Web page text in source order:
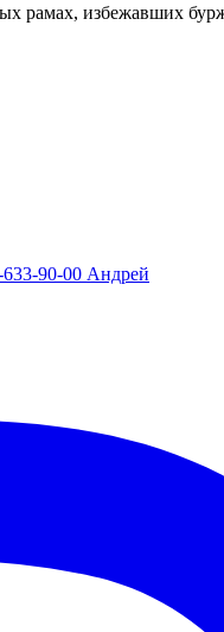
рамах, избежавших
633-90-00 Андрей